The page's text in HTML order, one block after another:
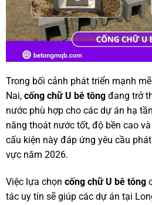
Trong bối cảnh phát triển mạnh
Nai, cống chữ U bê tôngđang trở
nước phù hợp cho các dự án hạ
năng thoát nước tốt, độ bền cao
cấu kiện này đáp ứng yêu cầu
vực năm 2026.
Việc lựa chọn cống chữ U bê tông
tác uy tín sẽ giúp các dự án tại